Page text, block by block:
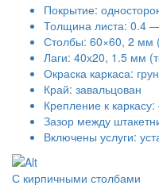
Покрытие:
Толщина листа: 0.4
Столбы: 60×60, 2 мм
Лаги: 40х20, 1.5 мм
Окраска каркаса:
Край: завальцован
Крепление к
Зазор между
Включены услуги:
С кирпичными столбами